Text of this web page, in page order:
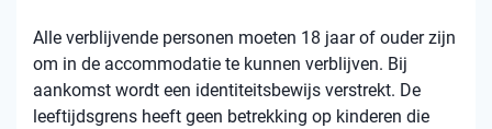
Alle verblijvende personen moeten 18 jaar of ouder zijn
om in de accommodatie te kunnen verblijven. Bij
aankomst wordt een identiteitsbewijs verstrekt. De
leeftijdsgrens heeft geen betrekking op kinderen die